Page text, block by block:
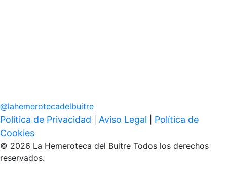
@lahemerotecadelbuitre
Política de Privacidad Aviso Legal
Política de
Cookies
© 2026 La Hemeroteca del Buitre Todos los derechos
reservados.